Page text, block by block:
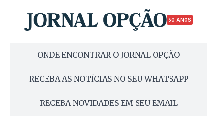
50 ANOS
ONDE ENCONTRAR O JORNAL OPÇÃO
RECEBA AS NOTÍCIAS NO SEU WHATSAPP
RECEBA NOVIDADES EM SEU EMAIL